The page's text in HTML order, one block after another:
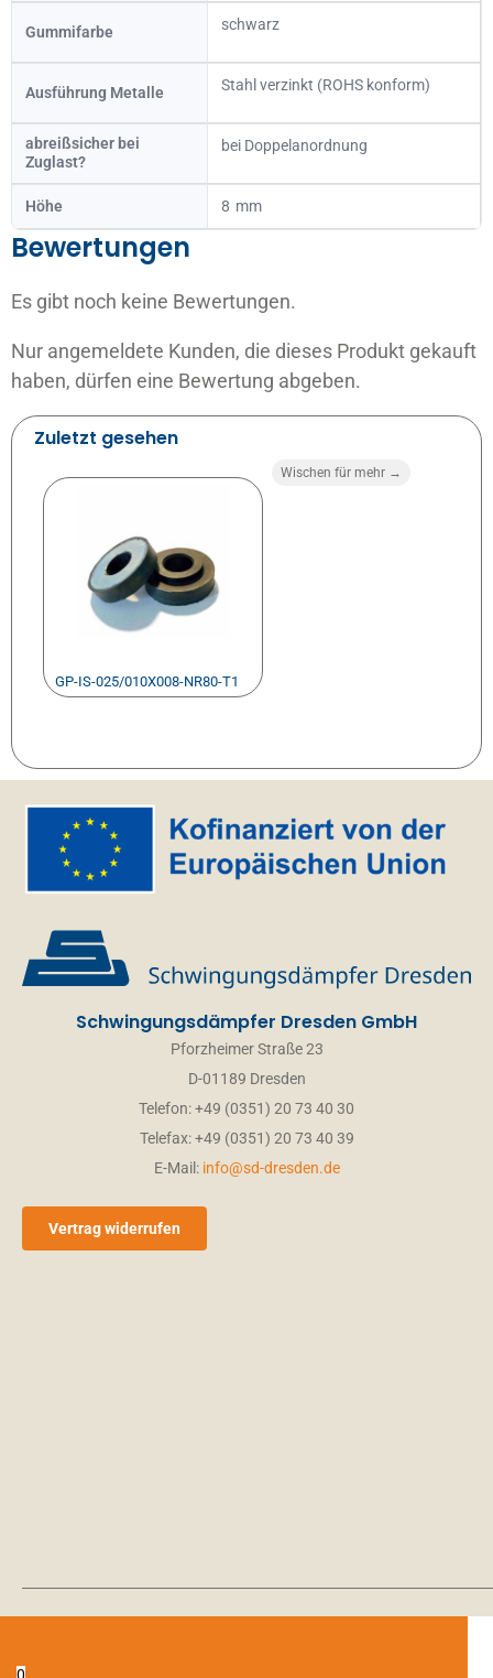
Gummifarbe schwarz
Ausführung Metalle Stahl verzinkt (ROHS konform)
abreißsicher bei
Zuglast?
bei Doppelanordnung
Höhe 8
Bewertungen
Es gibt noch keine Bewertungen.
Nur angemeldete Kunden, die dieses Produkt gekauft
haben, dürfen eine Bewertung abgeben.
Zuletzt gesehen
Wischen für mehr →
GP-IS-025/010X008-NR80-T1
Schwingungsdämpfer Dresden GmbH
Pforzheimer Straße 23
D-01189 Dresden
Telefon: +49 (0351) 20 73 40 30
Telefax: +49 (0351) 20 73 40 39
E-Mail: info@sd-dresden.de
Vertrag widerrufen
0